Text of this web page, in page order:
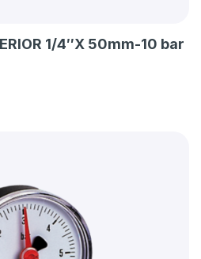
1/4″X 50mm-10 bar